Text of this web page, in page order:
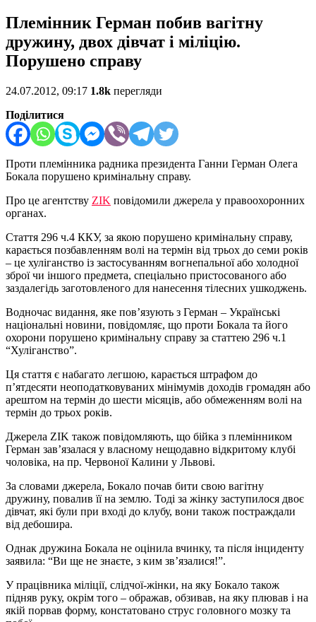
Племінник Герман побив вагітну
дружину, двох дівчат і міліцію.
Порушено справу
24.07.2012, 09:17 1.8k перегляди
Поділитися
Проти племінника радника президента Ганни Герман Олега
Бокала порушено кримінальну справу.
Про це агентству ZIK повідомили джерела у правоохоронних
органах.
Стаття 296 ч.4 ККУ, за якою порушено кримінальну справу,
карається позбавленням волі на термін від трьох до семи років
– це хуліганство із застосуванням вогнепальної або холодної
зброї чи іншого предмета, спеціально пристосованого або
заздалегідь заготовленого для нанесення тілесних ушкоджень.
Водночас видання, яке пов’язують з Герман – Українські
національні новини, повідомляє, що проти Бокала та його
охорони порушено кримінальну справу за статтею 296 ч.1
“Хуліганство”.
Ця стаття є набагато легшою, карається штрафом до
п’ятдесяти неоподатковуваних мінімумів доходів громадян або
арештом на термін до шести місяців, або обмеженням волі на
термін до трьох років.
Джерела ZIK також повідомляють, що бійка з племінником
Герман зав’язалася у власному нещодавно відкритому клубі
чоловіка, на пр. Червоної Калини у Львові.
За словами джерела, Бокало почав бити свою вагітну
дружину, повалив її на землю. Тоді за жінку заступилося двоє
дівчат, які були при вході до клубу, вони також постраждали
від дебошира.
Однак дружина Бокала не оцінила вчинку, та після інциденту
заявила: “Ви ще не знаєте, з ким зв’язалися!”.
У працівника міліції, слідчої-жінки, на яку Бокало також
підняв руку, окрім того – ображав, обзивав, на яку плював і на
якій порвав форму, констатовано струс головного мозку та